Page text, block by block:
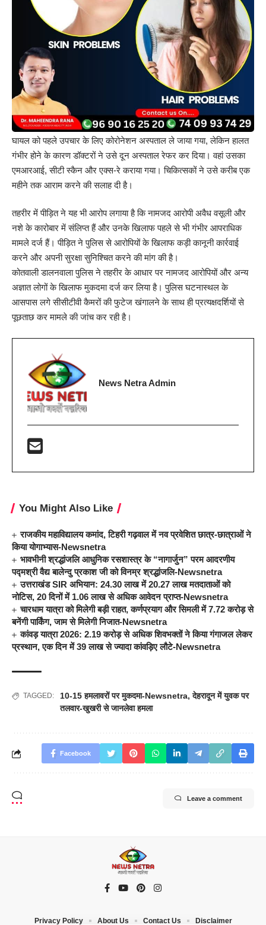
घायल को पहले उपचार के लिए कोरोनेशन अस्पताल ले जाया गया, लेकिन हालत
गंभीर होने के कारण डॉक्टरों ने उसे दून अस्पताल रेफर कर दिया। वहां उसका
एमआरआई, सीटी स्कैन और एक्स-रे कराया गया। चिकित्सकों ने उसे करीब एक
महीने तक आराम करने की सलाह दी है।
तहरीर में पीड़ित ने यह भी आरोप लगाया है कि नामजद आरोपी अवैध वसूली और
नशे के कारोबार में संलिप्त हैं और उनके खिलाफ पहले से भी गंभीर आपराधिक
मामले दर्ज हैं। पीड़ित ने पुलिस से आरोपियों के खिलाफ कड़ी कानूनी कार्रवाई
करने और अपनी सुरक्षा सुनिश्चित करने की मांग की है।
कोतवाली डालनवाला पुलिस ने तहरीर के आधार पर नामजद आरोपियों और अन्य
अज्ञात लोगों के खिलाफ मुकदमा दर्ज कर लिया है। पुलिस घटनास्थल के
आसपास लगे सीसीटीवी कैमरों की फुटेज खंगालने के साथ ही प्रत्यक्षदर्शियों से
पूछताछ कर मामले की जांच कर रही है।
News Netra Admin
You Might Also Like
राजकीय महाविद्यालय कमांद, टिहरी गढ़वाल में नव प्रवेशित छात्र-छात्राओं ने
किया योगाभ्यास-Newsnetra
भावभीनी श्रद्धांजलि आधुनिक रसशास्त्र के “नागार्जुन” परम आदरणीय
पद्मश्री वैद्य बालेन्दु प्रकाश जी को विनम्र श्रद्धांजलि-Newsnetra
उत्तराखंड SIR अभियान: 24.30 लाख में 20.27 लाख मतदाताओं को
नोटिस, 20 दिनों में 1.06 लाख से अधिक आवेदन प्राप्त-Newsnetra
चारधाम यात्रा को मिलेगी बड़ी राहत, कर्णप्रयाग और सिमली में 7.72 करोड़ से
बनेंगी पार्किंग, जाम से मिलेगी निजात-Newsnetra
कांवड़ यात्रा 2026: 2.19 करोड़ से अधिक शिवभक्तों ने किया गंगाजल लेकर
प्रस्थान, एक दिन में 39 लाख से ज्यादा कांवड़िए लौटे-Newsnetra
TAGGED: 10-15 हमलावरों पर मुकदमा-Newsnetra,देहरादून में युवक पर
तलवार-खुखरी से जानलेवा हमला
Facebook
Leave a comment
Privacy Policy About Us Contact Us Disclaimer